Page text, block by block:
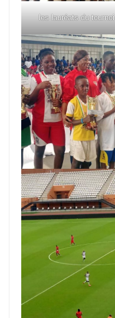
les lauréats du tournoi